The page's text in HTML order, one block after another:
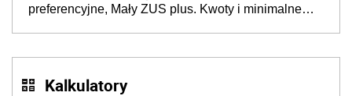
preferencyjne, Mały ZUS plus. Kwoty i minimalne
Kalkulatory